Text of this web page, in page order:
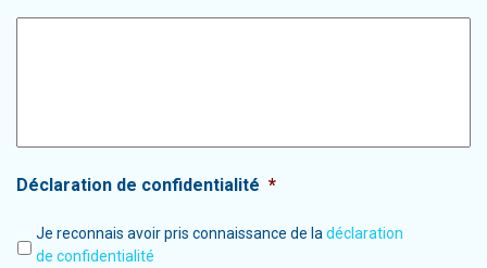
Déclaration de confidentialité *
Je reconnais avoir pris connaissance de la déclaration
de confidentialité